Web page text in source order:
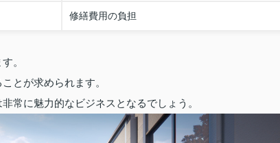
修繕費用の負担
。
とが求められます。
常に魅力的なビジネスとなるでしょう。